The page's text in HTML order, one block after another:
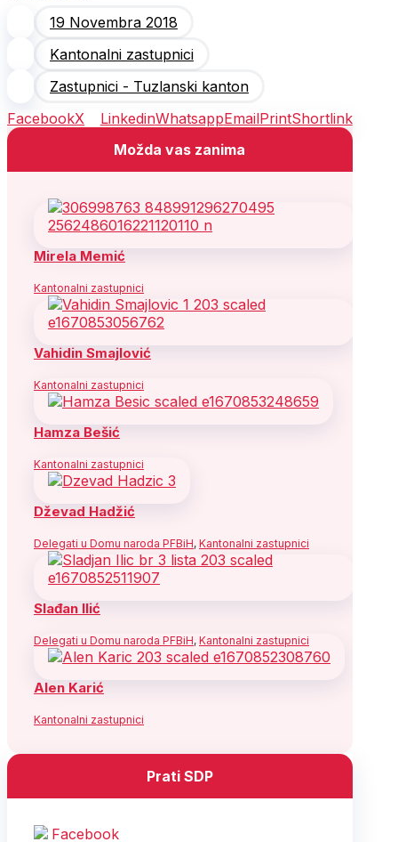
19 Novembra 2018
Kantonalni zastupnici
Zastupnici - Tuzlanski kanton
FacebookX LinkedinWhatsappEmailPrintShortlink
Možda vas zanima
Mirela Memić
Kantonalni zastupnici
Vahidin Smajlović
Kantonalni zastupnici
Hamza Bešić
Kantonalni zastupnici
Dževad Hadžić
Delegati u Domu naroda PFBiH, Kantonalni zastupnici
Slađan Ilić
Delegati u Domu naroda PFBiH, Kantonalni zastupnici
Alen Karić
Kantonalni zastupnici
Prati SDP
Facebook